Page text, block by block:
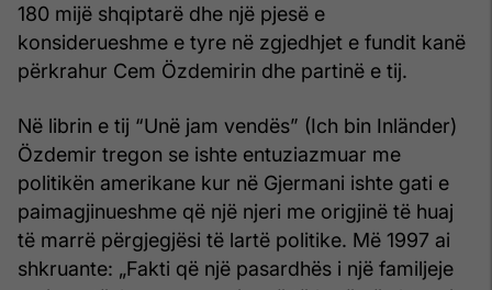
180 mijë shqiptarë dhe një pjesë e
konsiderueshme e tyre në zgjedhjet e fundit kanë
përkrahur Cem Özdemirin dhe partinë e tij.
Në librin e tij “Unë jam vendës” (Ich bin Inländer)
Özdemir tregon se ishte entuziazmuar me
politikën amerikane kur në Gjermani ishte gati e
paimagjinueshme që një njeri me origjinë të huaj
të marrë përgjegjësi të lartë politike. Më 1997 ai
shkruante: „Fakti që një pasardhës i një familjeje